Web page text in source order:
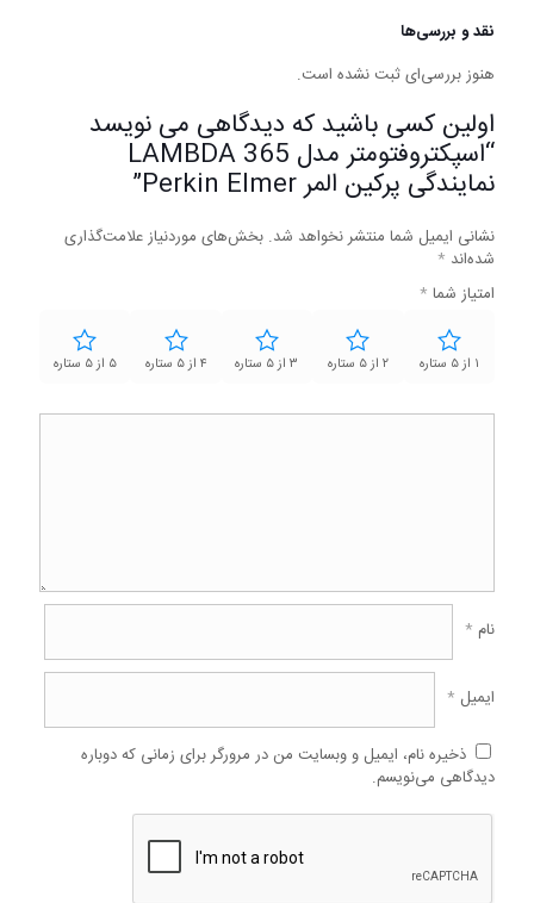
نقد و بررسی‌ها
هنوز بررسی‌ای ثبت نشده است.
اولین کسی باشید که دیدگاهی می نویسد
“اسپکتروفتومتر مدل LAMBDA 365
نمایندگی پرکین المر Perkin Elmer”
نشانی ایمیل شما منتشر نخواهد شد. بخش‌های موردنیاز علامت‌گذاری
شده‌اند *
امتیاز شما *
۱ از ۵ ستاره ۲ از ۵ ستاره ۳ از ۵ ستاره ۴ از ۵ ستاره ۵ از ۵ ستاره
نام *
ایمیل *
ذخیره نام، ایمیل و وبسایت من در مرورگر برای زمانی که دوباره
دیدگاهی می‌نویسم.